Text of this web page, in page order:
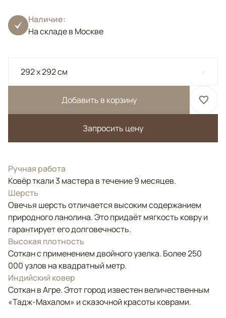
Наличие:
На складе в Москве
292 x 292 см
Добавить в корзину
Запросить цену
Ручная работа
Ковёр ткали 3 мастера в течение 9 месяцев.
Шерсть
Овечья шерсть отличается высоким содержанием
природного ланолина. Это придаёт мягкость ковру и
гарантирует его долговечность.
Высокая плотность
Соткан с применением двойного узелка. Более 250
000 узлов на квадратный метр.
Индийский ковер
Соткан в Агре. Этот город известен величественным
«Тадж-Махалом» и сказочной красоты коврами.